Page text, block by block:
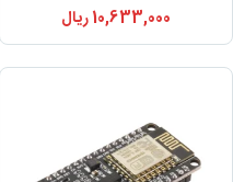
10,633,000ریال